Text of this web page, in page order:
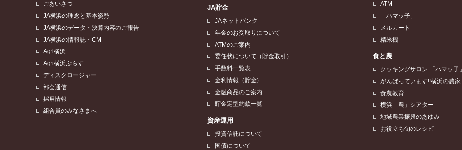
ごあいさつ
JA横浜の理念と基本姿勢
JA横浜のデータ・決算内容のご報告
JA横浜の情報誌・CM
Agri横浜
Agri横浜ぷらす
ディスクロージャー
部会通信
採用情報
組合員のみなさまへ
JA貯金
JAネットバンク
年金のお受取りについて
ATMのご案内
委任状について（貯金取引）
手数料一覧表
金利情報（貯金）
金融商品のご案内
貯金定型約款一覧
資産運用
投資信託について
国債について
ATM
「ハマッ子」
メルカート
精米機
食と農
クッキングサロン 「ハマッ子」
がんばっています!!横浜の農家
食農教育
横浜「農」シアター
地域農業振興のあゆみ
お役立ち旬のレシピ